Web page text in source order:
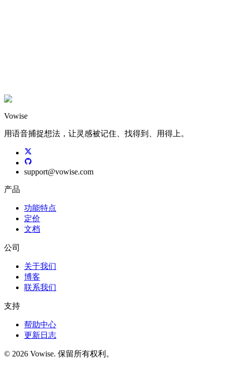
开启试用
Vowise
用语音捕捉想法，让灵感被记住、找得到、用得上。
support@vowise.com
产品
功能特点
定价
文档
公司
关于我们
博客
联系我们
支持
帮助中心
更新日志
© 2026 Vowise. 保留所有权利。